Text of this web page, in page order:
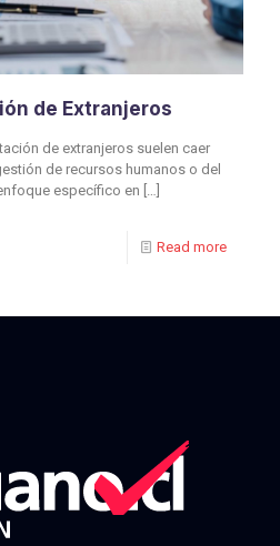
de Extranjeros
de extranjeros suelen caer
de recursos humanos o del
específico en […]
Read more